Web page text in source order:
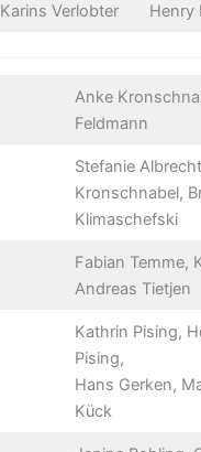
Karins Verlobter Henry
Anke
Feldmann
Stefanie
Kronschnabel,
Klimaschefski
Fabian Temme,
Andreas Tietjen
Kathrin Pising,
Pising,
Hans Gerken,
Kück